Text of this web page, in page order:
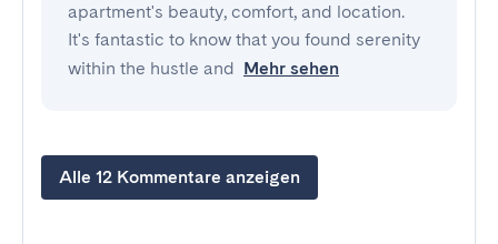
apartment's beauty, comfort, and location.
It's fantastic to know that you found serenity
within the hustle and Mehr sehen
Alle 12 Kommentare anzeigen